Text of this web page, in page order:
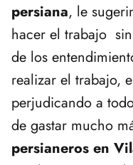
persiana, le
hacer el trabajo
de los
realizar el trabajo,
perjudicando a
de gastar mucho
persianeros en